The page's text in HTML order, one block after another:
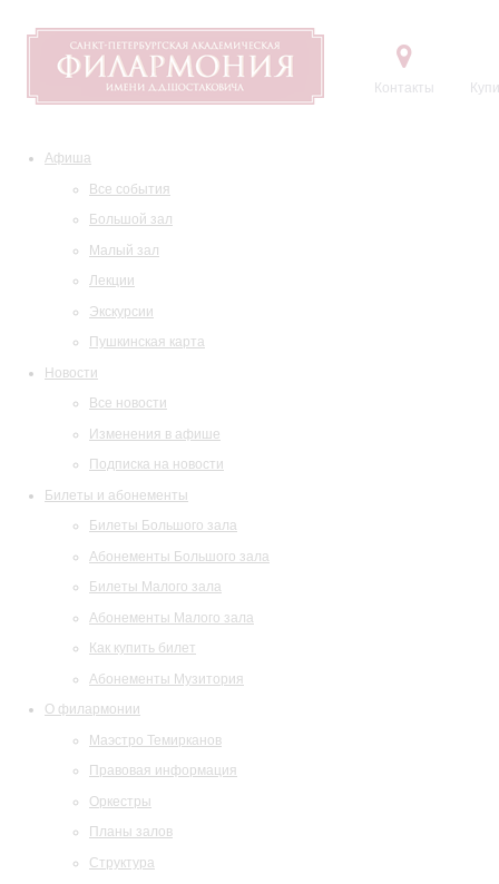
Контакты
Афиша
Все события
Большой зал
Малый зал
Лекции
Экскурсии
Пушкинская карта
Новости
Все новости
Изменения в афише
Подписка на новости
Билеты и абонементы
Билеты Большого зала
Абонементы Большого зала
Билеты Малого зала
Абонементы Малого зала
Как купить билет
Абонементы Музитория
О филармонии
Маэстро Темирканов
Правовая информация
Оркестры
Планы залов
Структура